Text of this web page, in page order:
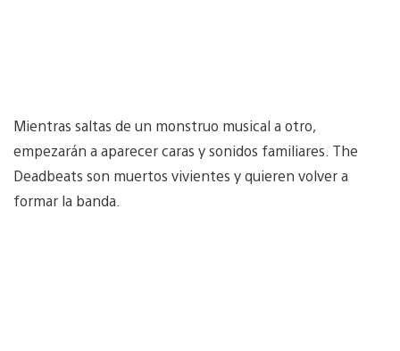
Mientras saltas de un monstruo musical a otro,
empezarán a aparecer caras y sonidos familiares. The
Deadbeats son muertos vivientes y quieren volver a
formar la banda.